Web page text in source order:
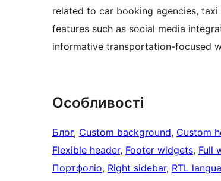
related to car booking agencies,
features such as social media
informative transportation-focused
Особливості
Блог, Custom background, Custom
Flexible header, Footer widgets, Full
Портфоліо, Right sidebar, RTL